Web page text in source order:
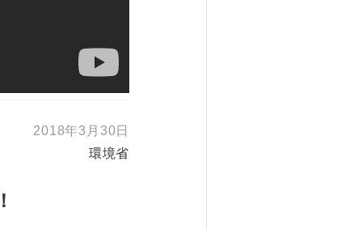
2018年3月30日
環境省